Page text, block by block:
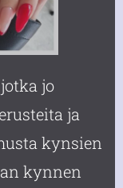
jo
ja
kynsien
kynnen